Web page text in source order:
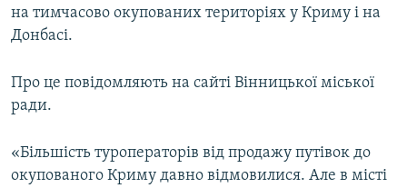
СПЕЦПРОЕКТИ
ДЕПОРТАЦІЯ
ВІДЕОУРОКИ «ELIFBE»
СВІДЧЕННЯ ОКУПАЦІЇ
ІНФОГРАФІКА
ЯК ОБІЙТИ БЛОКУВАННЯ
Русский
ДОЛУЧАЙСЯ!
на тимчасово окупованих територіях у Криму і на
Донбасі.
Про це повідомляють на сайті Вінницької міської
ради.
«Більшість туроператорів від продажу путівок до
окупованого Криму давно відмовилися. Але в місті